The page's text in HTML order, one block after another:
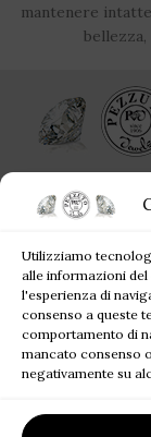
Utilizziamo
alle informazioni
l'esperienza di
consenso a queste
comportamento di
mancato consenso
negativamente su
mantenere
Ogni singolo
Tel: +39 081 81 81
Mail:
JEWELS BLOG